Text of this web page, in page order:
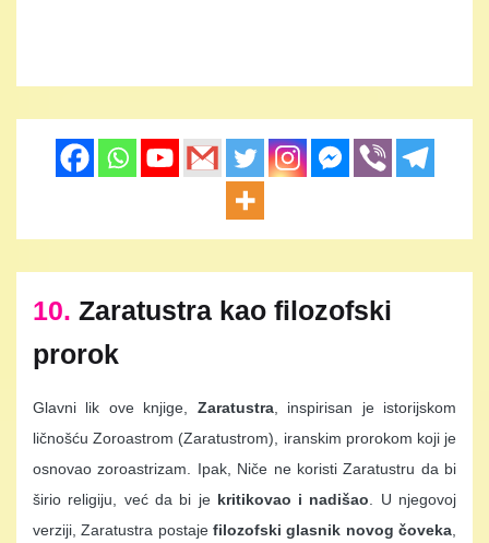
10. Zaratustra kao filozofski
prorok
Glavni lik ove knjige, Zaratustra, inspirisan je istorijskom
ličnošću Zoroastrom (Zaratustrom), iranskim prorokom koji je
osnovao zoroastrizam. Ipak, Niče ne koristi Zaratustru da bi
širio religiju, već da bi je kritikovao i nadišao . U njegovoj
verziji, Zaratustra postaje filozofski glasnik novog čoveka